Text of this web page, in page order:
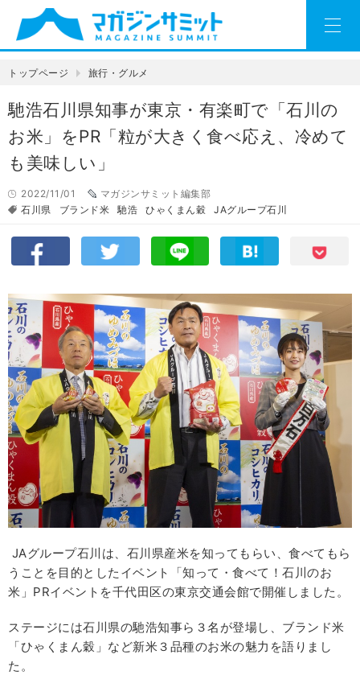
トップページ 旅行・グルメ
馳浩石川県知事が東京・有楽町で「石川の
お米」をPR「粒が大きく食べ応え、冷めて
も美味しい」
2022/11/01
マガジンサミット編集部
石川県
ブランド米 馳浩 ひゃくまん穀 JAグループ石川
JAグループ石川は、石川県産米を知ってもらい、食べてもら
うことを目的としたイベント「知って・食べて！石川のお
米」PRイベントを千代田区の東京交通会館で開催しました。
ステージには石川県の馳浩知事ら３名が登場し、ブランド米
「ひゃくまん穀」など新米３品種のお米の魅力を語りまし
た。